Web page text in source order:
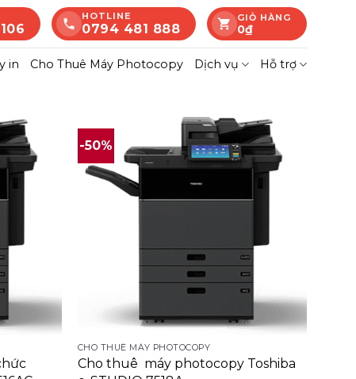
HOTLINE
0794 481 888
GIỎ HÀNG
0₫
in Cho Thuê Máy Photocopy Dịch vụ Hỗ trợ
-50%
CHO THUÊ MÁY PHOTOCOPY
Cho thuê máy photocopy Toshiba